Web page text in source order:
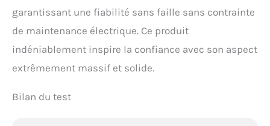
garantissant une fiabilité sans faille sans contrainte
de maintenance électrique. Ce produit
indéniablement inspire la confiance avec son aspect
extrêmement massif et solide.
Bilan du test